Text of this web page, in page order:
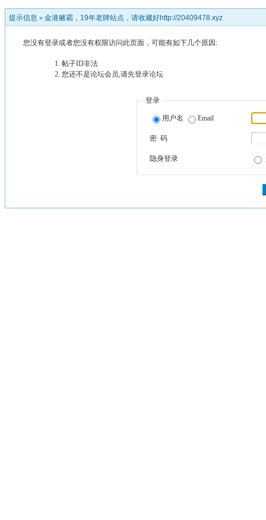
提示信息 » 金港赌霸，19年老牌站点，请收藏好http://20409478.xyz
您没有登录或者您没有权限访问此页面，可能有如下几个原因:
帖子ID非法
您还不是论坛会员,请先登录论坛
登录
用户名 Email
密 码
隐身登录